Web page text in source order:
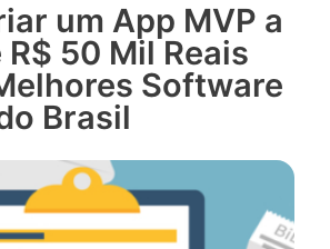
um App MVP a
50 Mil Reais
Software
Brasil